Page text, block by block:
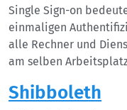
Single Sign-on
einmaligen
alle Rechner und
am selben
Shibboleth